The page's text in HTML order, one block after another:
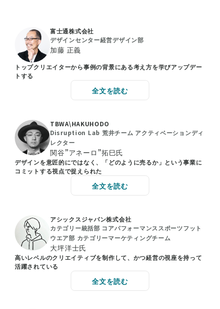
富士通株式会社
デザインセンター経営デザイン部
加藤 正義
トップクリエイターから事例の背景にある考え方を学びアップデー
トする
全文を読む
TBWA\HAKUHODO
Disruption Lab 荒井チーム アクティベーションディ
レクター
関谷”アネーロ”拓巳氏
デザインを意匠的にではなく、「どのように売るか」という事業に
コミットする視点で捉えられた
全文を読む
アシックスジャパン株式会社
カテゴリー統括部 コアパフォーマンススポーツフット
ウエア部 カテゴリーマーケティングチーム
大坪洋士氏
高いレベルのクリエイティブを制作して、かつ経営の視座を持って
活躍されている
全文を読む